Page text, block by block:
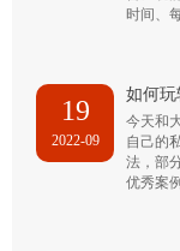
时间、
19
2022-09
如何玩
今天和
自己的
法，部
优秀案